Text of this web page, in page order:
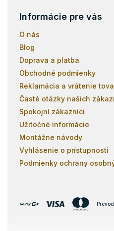
Informácie pre vás
O nás
Blog
Doprava a platba
Obchodné podmienky
Reklamácia a vrátenie
Časté otázky našich
Spokojní zákazníci
Užitočné informácie
Montážne návody
Vyhlásenie o prístupnosti
Podmienky ochrany
Prevod